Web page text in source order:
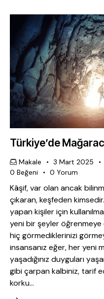
Türkiye’de
Makale 3 Mart 2025
0 Beğeni 0 Yorum
Kâşif, var olan ancak
çıkaran, keşfeden
yapan kişiler için
yeni bir şeyler
hiç görmediklerinizi
insansanız eğer, her yeni
yaşadığınız duyguları
gibi çarpan kalbiniz, tarif
korku…